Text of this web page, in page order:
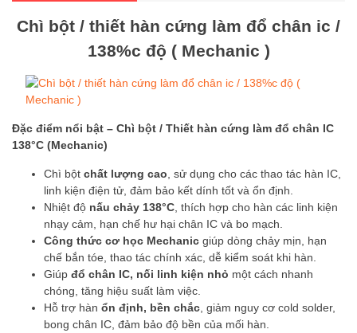
Chì bột / thiết hàn cứng làm đổ chân ic /
138%c độ ( Mechanic )
Đặc điểm nổi bật – Chì bột / Thiết hàn cứng làm đổ chân IC
138°C (Mechanic)
Chì bột chất lượng cao , sử dụng cho các thao tác hàn IC,
linh kiện điện tử, đảm bảo kết dính tốt và ổn định.
Nhiệt độ nấu chảy 138°C , thích hợp cho hàn các linh kiện
nhạy cảm, hạn chế hư hại chân IC và bo mạch.
Công thức cơ học Mechanic giúp dòng chảy mịn, hạn
chế bắn tóe, thao tác chính xác, dễ kiểm soát khi hàn.
Giúp đổ chân IC, nối linh kiện nhỏ một cách nhanh
chóng, tăng hiệu suất làm việc.
Hỗ trợ hàn ổn định, bền chắc , giảm nguy cơ cold solder,
bong chân IC, đảm bảo độ bền của mối hàn.